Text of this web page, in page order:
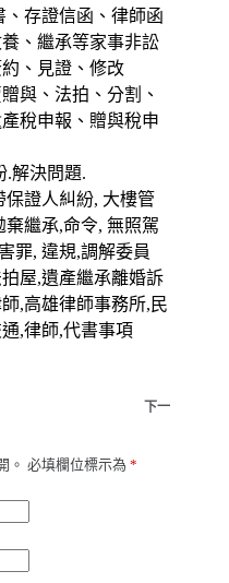
存證信函、律師函
、繼承等家事非訟
、見證、修改
與、法拍、分割、
稅申報、贈與稅申
.解決問題.
證人糾紛, 大樓管
繼承,命令, 無照駕
罪, 違規,調解委員
屋,遺產繼承離婚訴
,高雄律師事務所,民
,律師,代書事項
下一
。 必填欄位標示為 *